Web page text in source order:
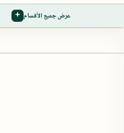
عرض جميع الأقسام